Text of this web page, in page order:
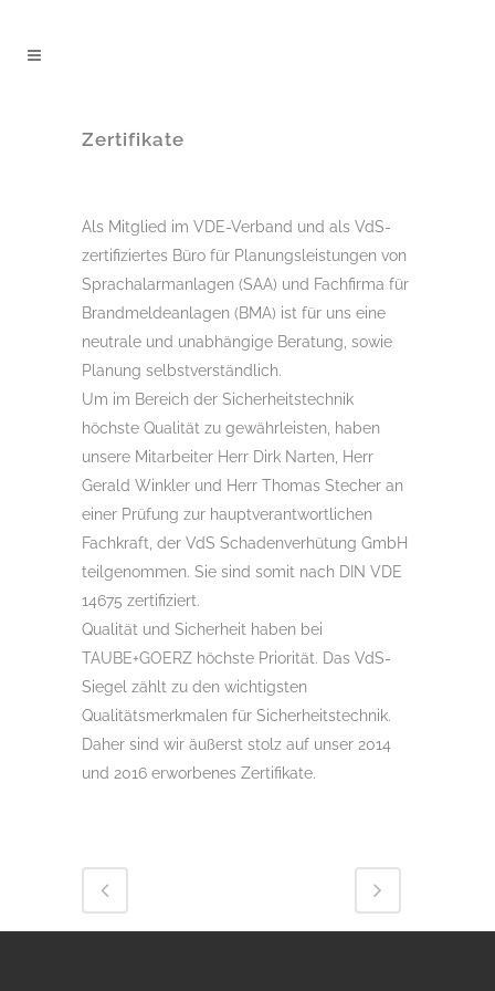
Zertifikate
Als Mitglied im VDE-Verband und als VdS-
zertifiziertes Büro für Planungsleistungen von
Sprachalarmanlagen (SAA) und Fachfirma für
Brandmeldeanlagen (BMA) ist für uns eine
neutrale und unabhängige Beratung, sowie
Planung selbstverständlich.
Um im Bereich der Sicherheitstechnik
höchste Qualität zu gewährleisten, haben
unsere Mitarbeiter Herr Dirk Narten, Herr
Gerald Winkler und Herr Thomas Stecher an
einer Prüfung zur hauptverantwortlichen
Fachkraft, der VdS Schadenverhütung GmbH
teilgenommen. Sie sind somit nach DIN VDE
14675 zertifiziert.
Qualität und Sicherheit haben bei
TAUBE+GOERZ höchste Priorität. Das VdS-
Siegel zählt zu den wichtigsten
Qualitätsmerkmalen für Sicherheitstechnik.
Daher sind wir äußerst stolz auf unser 2014
und 2016 erworbenes Zertifikate.